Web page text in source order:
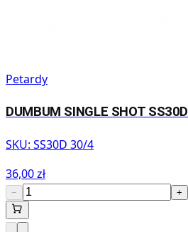
Petardy
DUMBUM SINGLE SHOT SS30D
SKU: SS30D 30/4
36,00 zł
− +